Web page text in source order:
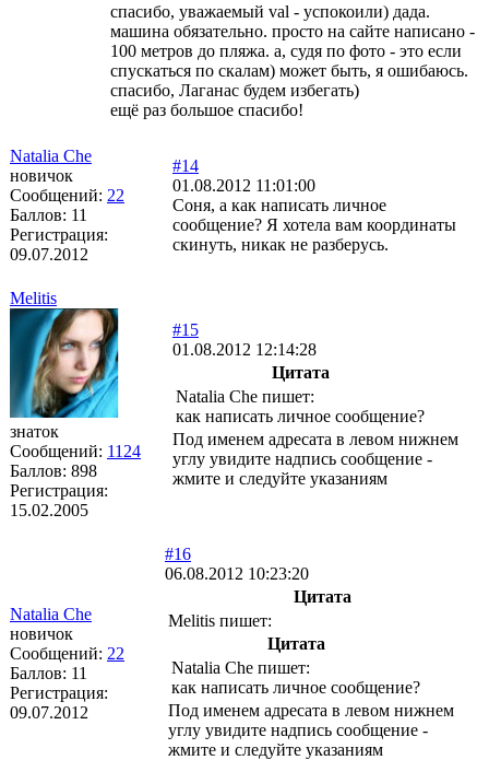
спасибо, уважаемый val - успокоили) дада.
машина обязательно. просто на сайте написано -
100 метров до пляжа. а, судя по фото - это если
спускаться по скалам) может быть, я ошибаюсь.
спасибо, Лаганас будем избегать)
ещё раз большое спасибо!
Natalia Che
новичок
Сообщений: 22
Баллов: 11
Регистрация:
09.07.2012
#14
01.08.2012 11:01:00
Соня, а как написать личное
сообщение? Я хотела вам координаты
скинуть, никак не разберусь.
Melitis
знаток
Сообщений: 1124
Баллов: 898
Регистрация:
15.02.2005
#15
01.08.2012 12:14:28
Цитата
Natalia Che пишет:
как написать личное сообщение?
Под именем адресата в левом нижнем
углу увидите надпись сообщение -
жмите и следуйте указаниям
Natalia Che
новичок
Сообщений: 22
Баллов: 11
Регистрация:
09.07.2012
#16
06.08.2012 10:23:20
Цитата
Melitis пишет:
Цитата
Natalia Che пишет:
как написать личное сообщение?
Под именем адресата в левом нижнем
углу увидите надпись сообщение -
жмите и следуйте указаниям